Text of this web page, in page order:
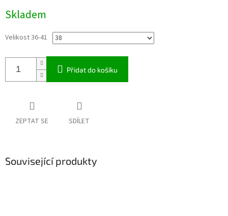
cena:
Skladem
Velikost 36-41
Přidat do košíku
ZEPTAT SE SDÍLET
Související produkty